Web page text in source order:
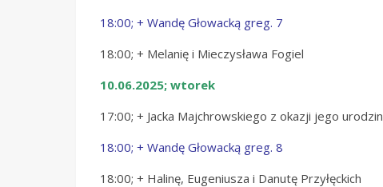
18:00; + Wandę Głowacką greg. 7
18:00; + Melanię i Mieczysława Fogiel
10.06.2025; wtorek
17:00; + Jacka Majchrowskiego z okazji jego urodzin
18:00; + Wandę Głowacką greg. 8
18:00; + Halinę, Eugeniusza i Danutę Przyłęckich